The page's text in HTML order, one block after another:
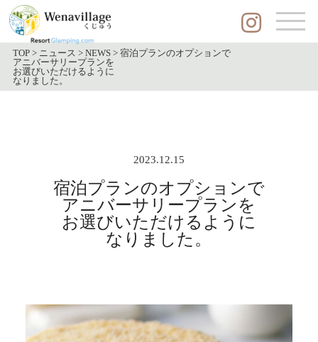
TOP > ニュース >NEWS >宿泊プランのオプションで
アニバーサリープランを
お選びいただけるように
なりました。
2023.12.15
宿泊プランのオプションで
アニバーサリープランを
お選びいただけるように
なりました。